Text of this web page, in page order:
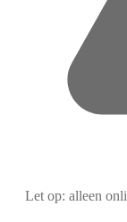
Let op: alleen